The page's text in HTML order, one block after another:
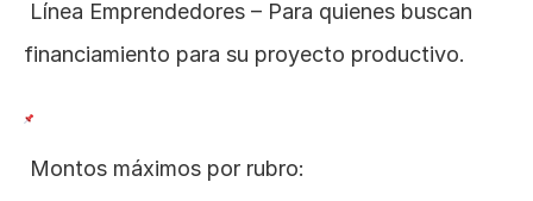
financiamiento para su proyecto productivo.
Montos máximos por rubro: